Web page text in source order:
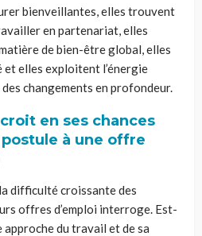
bienveillantes, elles trouvent
en partenariat, elles
de bien-être global, elles
et elles exploitent l’énergie
changements en profondeur.
en ses chances
à une offre
difficulté croissante des
offres d’emploi interroge. Est-
approche du travail et de sa